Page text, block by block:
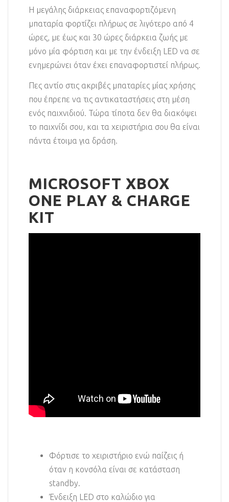
Η μεγάλης διάρκειας επαναφορτιζόμενη
μπαταρία φορτίζει πλήρως σε λιγότερο από 4
ώρες, με έως και 30 ώρες διάρκεια ζωής με
μόνο μία φόρτιση και με την ένδειξη LED να σε
ενημερώνει όταν έχει επαναφορτιστεί πλήρως.
Πες αντίο στις ακριβές μπαταρίες μίας χρήσης
που έπρεπε να τις αντικαταστήσεις στη μέση
ενός παιχνιδιού. Τώρα τίποτα δεν θα διακόψει
το παιχνίδι σου, και τα χειριστήρια σου θα είναι
πάντα έτοιμα για δράση.
MICROSOFT XBOX
ONE PLAY & CHARGE
KIT
Φόρτισε το χειριστήριο ενώ παίζεις ή
όταν η κονσόλα είναι σε κατάσταση
standby.
Ένδειξη LED στο καλώδιο για